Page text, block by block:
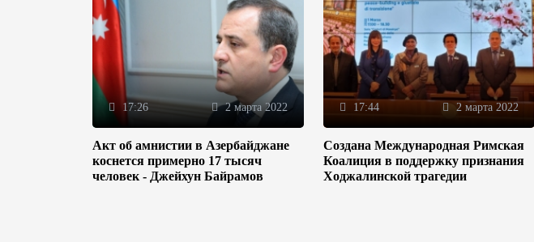
17:26 2 марта 2022
Акт об амнистии в Азербайджане
коснется примерно 17 тысяч
человек - Джейхун Байрамов
17:44 2 марта 2022
Создана Международная Римская
Коалиция в поддержку признания
Ходжалинской трагедии